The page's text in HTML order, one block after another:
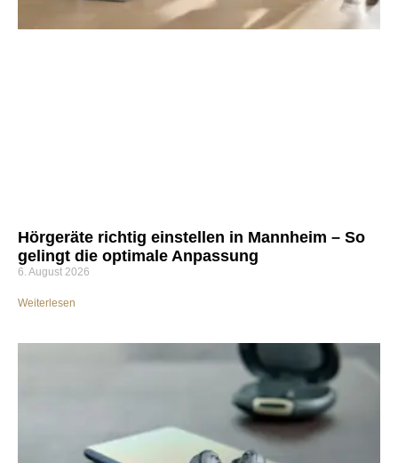
Hörgeräte richtig einstellen in Mannheim – So
gelingt die optimale Anpassung
6. August 2026
Weiterlesen